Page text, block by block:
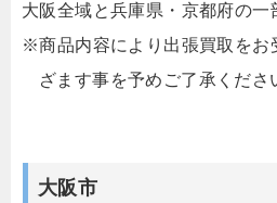
大阪全域と兵庫県・京都府の一
※商品内容により出張買取をお
ざます事を予めご了承くださ
大阪市